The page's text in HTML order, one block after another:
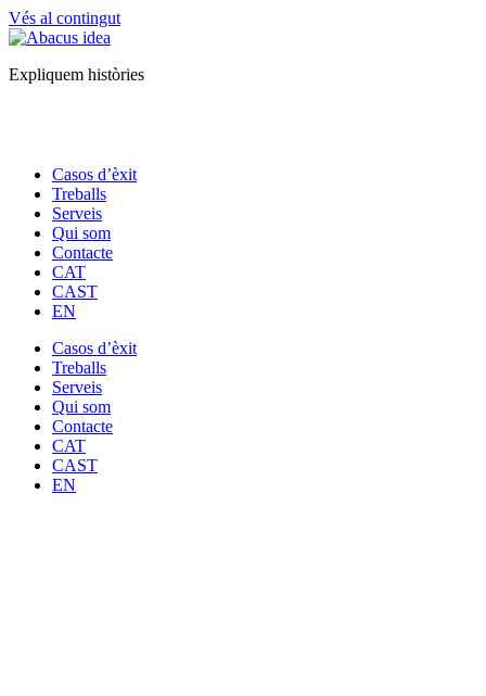
Vés al contingut
Expliquem històries
Casos d’èxit
Treballs
Serveis
Qui som
Contacte
CAT
CAST
EN
Casos d’èxit
Treballs
Serveis
Qui som
Contacte
CAT
CAST
EN